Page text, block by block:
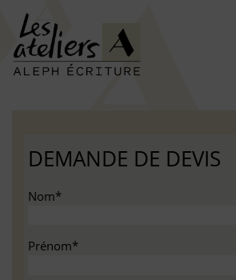
DEMANDE DE DEVIS
Nom*
Prénom*